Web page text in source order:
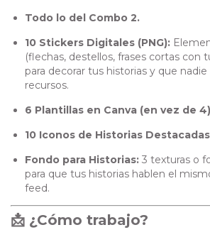
Todo lo del Combo 2.
10 Stickers Digitales (PNG):
(flechas, destellos, frases cortas con
para decorar tus historias y que
recursos.
6 Plantillas en Canva (en vez de
10 Iconos de Historias
Fondo para Historias: 3 texturas o
para que tus historias hablen el
feed.
📩 ¿Cómo trabajo?